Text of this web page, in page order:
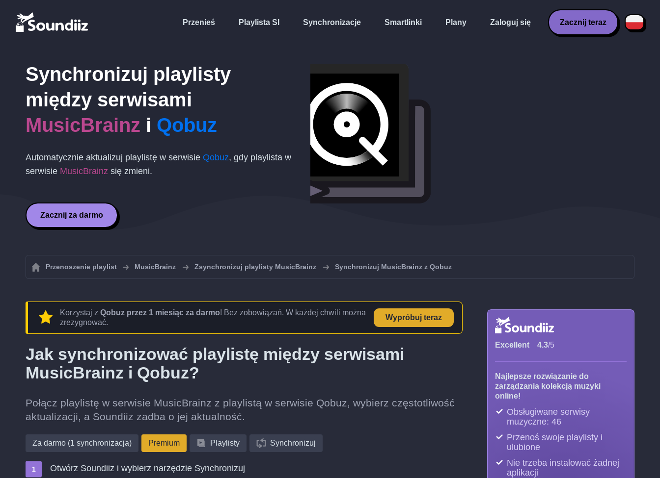
Przenieś Playlista SI Synchronizacje Smartlinki Plany Zaloguj się Zacznij teraz
Synchronizuj playlisty
między serwisami
MusicBrainz i Qobuz
Automatycznie aktualizuj playlistę w serwisie Qobuz, gdy playlista w
serwisie MusicBrainz się zmieni.
Zacznij za darmo
Przenoszenie playlist MusicBrainz Zsynchronizuj playlisty MusicBrainz Synchronizuj MusicBrainz z Qobuz
Korzystaj z Qobuz przez 1 miesiąc za darmo! Bez zobowiązań. W każdej chwili można
zrezygnować.
Wypróbuj teraz
Jak synchronizować playlistę między serwisami
MusicBrainz i Qobuz?
Połącz playlistę w serwisie MusicBrainz z playlistą w serwisie Qobuz, wybierz częstotliwość
aktualizacji, a Soundiiz zadba o jej aktualność.
Za darmo (1 synchronizacja) Premium Playlisty Synchronizuj
Otwórz Soundiiz i wybierz narzędzie Synchronizuj
Excellent 4.3/5
Najlepsze rozwiązanie do
zarządzania kolekcją muzyki
online!
Obsługiwane serwisy
muzyczne: 46
Przenoś swoje playlisty i
ulubione
Nie trzeba instalować żadnej
aplikacji